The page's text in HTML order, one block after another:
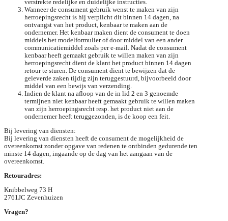
verstrekte redelijke en duidelijke instructies.
Wanneer de consument gebruik wenst te maken van zijn
herroepingsrecht is hij verplicht dit binnen 14 dagen, na
ontvangst van het product, kenbaar te maken aan de
ondernemer. Het kenbaar maken dient de consument te doen
middels het modelformulier of door middel van een ander
communicatiemiddel zoals per e-mail. Nadat de consument
kenbaar heeft gemaakt gebruik te willen maken van zijn
herroepingsrecht dient de klant het product binnen 14 dagen
retour te sturen. De consument dient te bewijzen dat de
geleverde zaken tijdig zijn teruggestuurd, bijvoorbeeld door
middel van een bewijs van verzending.
Indien de klant na afloop van de in lid 2 en 3 genoemde
termijnen niet kenbaar heeft gemaakt gebruik te willen maken
van zijn herroepingsrecht resp. het product niet aan de
ondernemer heeft teruggezonden, is de koop een feit.
Bij levering van diensten:
Bij levering van diensten heeft de consument de mogelijkheid de
overeenkomst zonder opgave van redenen te ontbinden gedurende ten
minste 14 dagen, ingaande op de dag van het aangaan van de
overeenkomst.
Retouradres:
Knibbelweg 73 H
2761JC Zevenhuizen
Vragen?